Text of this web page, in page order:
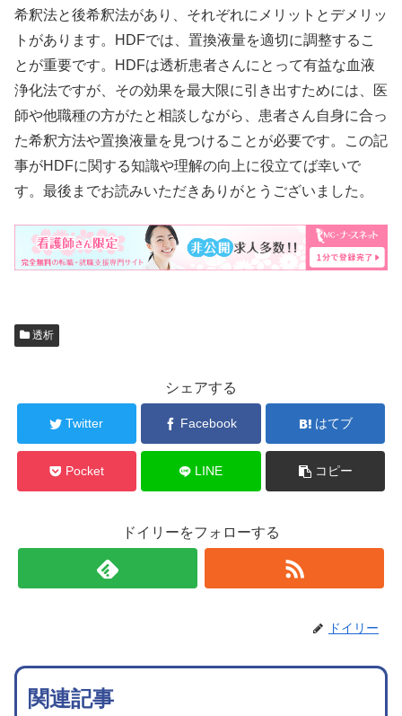
希釈法と後希釈法があり、それぞれにメリットとデメリッ
トがあります。HDFでは、置換液量を適切に調整するこ
とが重要です。HDFは透析患者さんにとって有益な血液
浄化法ですが、その効果を最大限に引き出すためには、医
師や他職種の方がたと相談しながら、患者さん自身に合っ
た希釈方法や置換液量を見つけることが必要です。この記
事がHDFに関する知識や理解の向上に役立てば幸いで
す。最後までお読みいただきありがとうございました。
透析
シェアする
Twitter Facebook はてブ
Pocket LINE コピー
ドイリーをフォローする
ドイリー
関連記事